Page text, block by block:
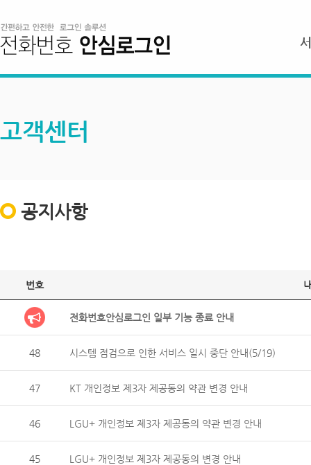
고객센터
공지사항
번호
전화번호안심로그인 일부 기능 종료 안내
48 시스템 점검으로 인한 서비스 일시 중단 안내(5/19)
47 KT 개인정보 제3자 제공동의 약관 변경 안내
46 LGU+ 개인정보 제3자 제공동의 약관 변경 안내
45 LGU+ 개인정보 제3자 제공동의 변경 안내